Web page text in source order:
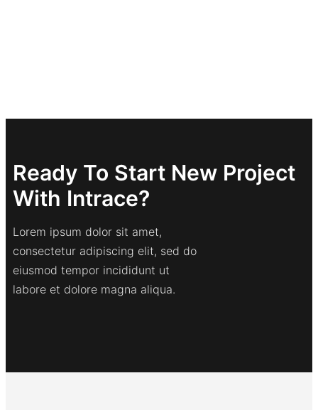
Ready To Start New Project
With Intrace?
Lorem ipsum dolor sit amet,
consectetur adipiscing elit, sed do
eiusmod tempor incididunt ut
labore et dolore magna aliqua.